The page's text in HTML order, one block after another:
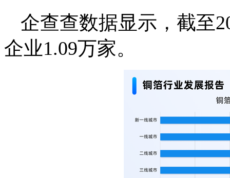
企查查数据显示，截至
企业1.09万家。